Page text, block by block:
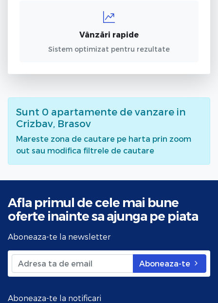
Vânzări rapide
Sistem optimizat pentru rezultate
Sunt 0 apartamente de vanzare in
Crizbav, Brasov
Mareste zona de cautare pe harta prin zoom
out sau modifica filtrele de cautare
Afla primul de cele mai bune
oferte inainte sa ajunga pe piata
Aboneaza-te la newsletter
Aboneaza-te
Aboneaza-te la notificari